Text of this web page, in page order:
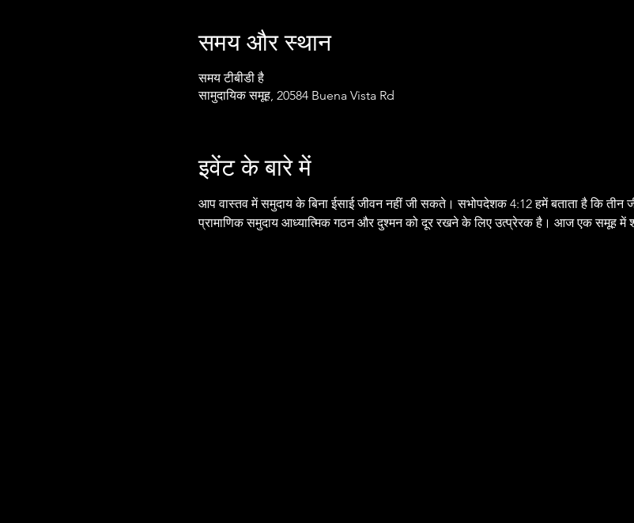
समय और स्थान
समय टीबीडी है
सामुदायिक समूह, 20584 Buena Vista Rd
इवेंट के बारे में
आप वास्तव में समुदाय के बिना ईसाई जीवन नहीं जी सकते। सभोपदेशक 4:12 हमें बताता है कि
प्रामाणिक समुदाय आध्यात्मिक गठन और दुश्मन को दूर रखने के लिए उत्प्रेरक है। आज एक समूह में